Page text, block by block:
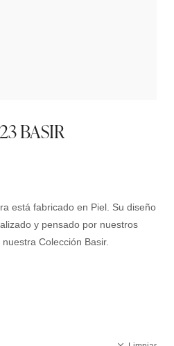
BASIR
está fabricado en Piel. Su diseño
y pensado por nuestros
Colección Basir.